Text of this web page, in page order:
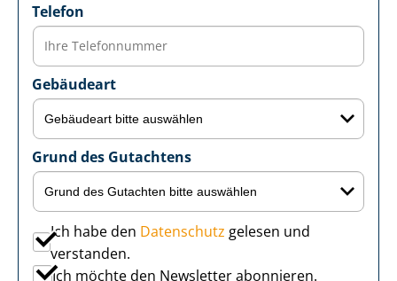
Telefon
Gebäudeart
Grund des Gutachtens
Ich habe den Datenschutz gelesen und
verstanden.
Ich möchte den Newsletter abonnieren.